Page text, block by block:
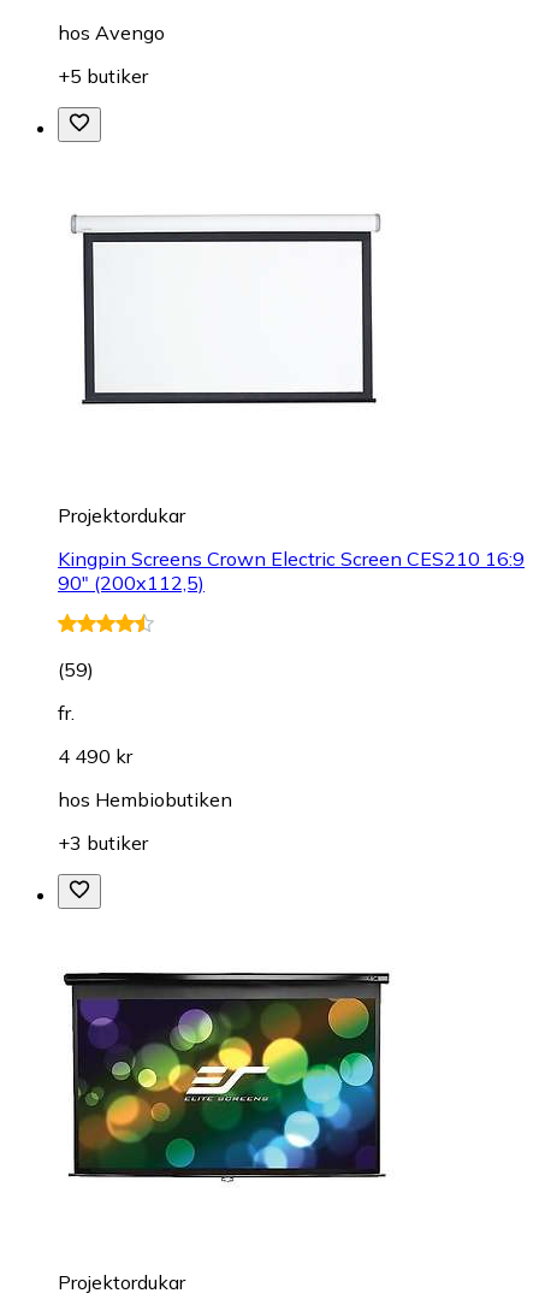
hos Avengo
+5 butiker
Projektordukar
Kingpin Screens Crown Electric Screen CES210 16:9
90" (200x112,5)
(59)
fr.
4 490 kr
hos Hembiobutiken
+3 butiker
Projektordukar